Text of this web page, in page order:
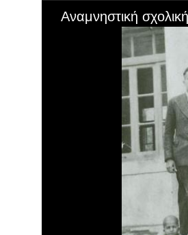
Αναμνηστική